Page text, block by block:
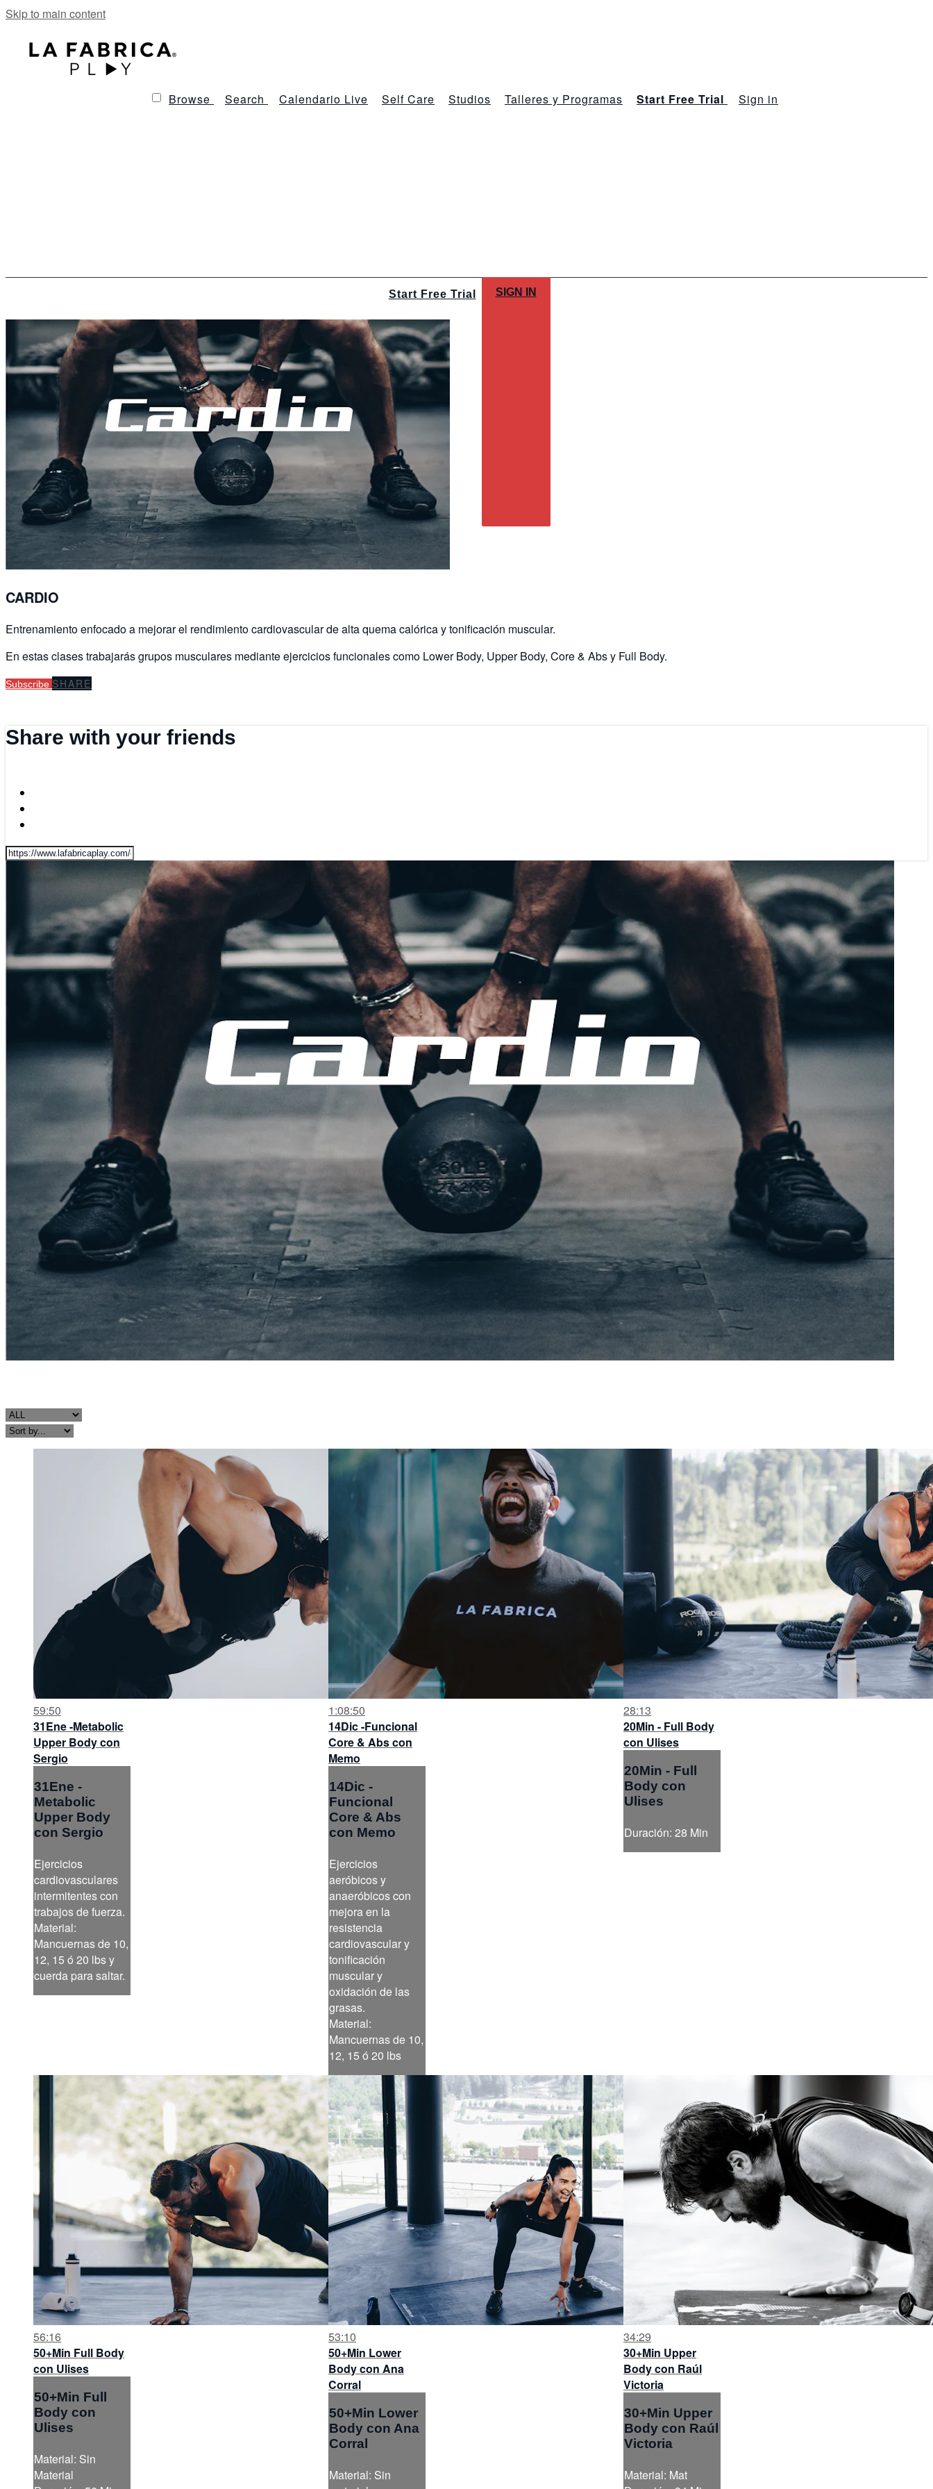
Skip to main content
Browse Search Calendario Live Self Care Studios Talleres y Programas Start Free Trial Sign in
Start Free Trial SIGN IN
CARDIO
Entrenamiento enfocado a mejorar el rendimiento cardiovascular de alta quema calórica y tonificación muscular.
En estas clases trabajarás grupos musculares mediante ejercicios funcionales como Lower Body, Upper Body, Core & Abs y Full Body.
Subscribe SHARE
Share with your friends
59:50
31Ene -Metabolic
Upper Body con
Sergio
31Ene -
Metabolic
Upper Body
con Sergio
Ejercicios
cardiovasculares
intermitentes con
trabajos de fuerza.
Material:
Mancuernas de 10,
12, 15 ó 20 lbs y
cuerda para saltar.
1:08:50
14Dic -Funcional
Core & Abs con
Memo
14Dic -
Funcional
Core & Abs
con Memo
Ejercicios
aeróbicos y
anaeróbicos con
mejora en la
resistencia
cardiovascular y
tonificación
muscular y
oxidación de las
grasas.
Material:
Mancuernas de 10,
12, 15 ó 20 lbs
28:13
20Min - Full Body
con Ulises
20Min - Full
Body con
Ulises
Duración: 28 Min
56:16
50+Min Full Body
con Ulises
50+Min Full
Body con
Ulises
Material: Sin
Material
53:10
50+Min Lower
Body con Ana
Corral
50+Min Lower
Body con Ana
Corral
Material: Sin
34:29
30+Min Upper
Body con Raúl
Victoria
30+Min Upper
Body con Raúl
Victoria
Material: Mat